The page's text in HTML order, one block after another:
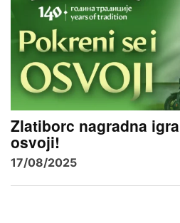
Zlatiborc nagradna
osvoji!
17/08/2025